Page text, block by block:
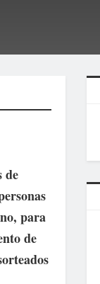
de
para
de